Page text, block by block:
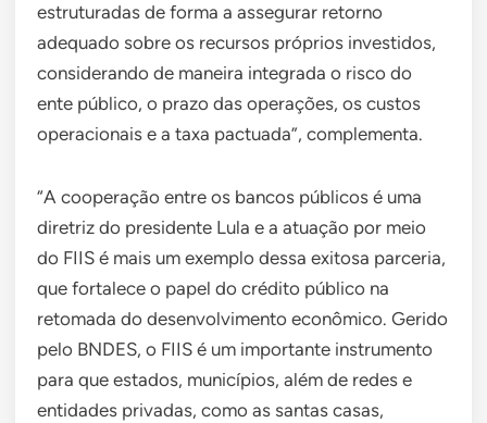
estruturadas de forma a assegurar retorno
adequado sobre os recursos próprios investidos,
considerando de maneira integrada o risco do
ente público, o prazo das operações, os custos
operacionais e a taxa pactuada”, complementa.
“A cooperação entre os bancos públicos é uma
diretriz do presidente Lula e a atuação por meio
do FIIS é mais um exemplo dessa exitosa parceria,
que fortalece o papel do crédito público na
retomada do desenvolvimento econômico. Gerido
pelo BNDES, o FIIS é um importante instrumento
para que estados, municípios, além de redes e
entidades privadas, como as santas casas,